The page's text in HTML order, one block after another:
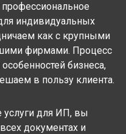
индивидуальных
как с крупными
фирмами. Процесс
бизнеса,
в пользу клиента.
услуги для ИП, вы
документах и